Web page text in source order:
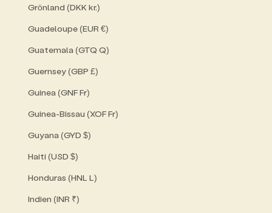
Grönland (DKK kr.)
Guadeloupe (EUR €)
Guatemala (GTQ Q)
Guernsey (GBP £)
Guinea (GNF Fr)
Guinea-Bissau (XOF Fr)
Guyana (GYD $)
Haiti (USD $)
Honduras (HNL L)
Indien (INR ₹)